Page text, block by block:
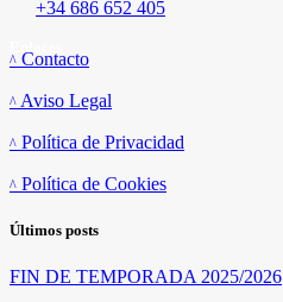
+34 686 652 405
Contacto
Aviso Legal
Política de Privacidad
Política de Cookies
Últimos posts
FIN DE TEMPORADA 2025/2026